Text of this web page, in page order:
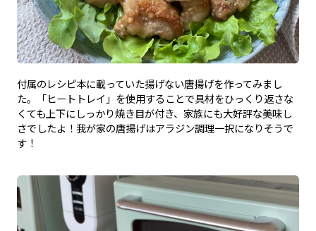
付属のレシピ本に載っていた揚げない唐揚げを作ってみまし
た。「ヒートトレイ」を使用することで具材をひっくり返さな
くても上下にしっかり焼き目が付き、家族にも大好評な美味し
さでしたよ！我が家の唐揚げはアラジン調理一択になりそうで
す！